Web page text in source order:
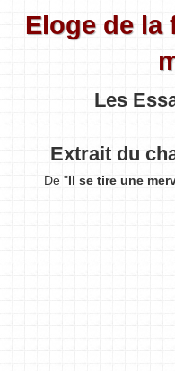
Eloge de la
Les
Extrait du
De "Il se tire une